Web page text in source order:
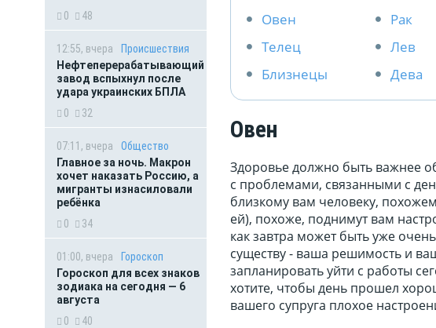
0
48
12:55, вчера
Происшествия
Нефтеперерабатывающий
завод вспыхнул после
удара украинских БПЛА
0
32
07:11, вчера
Общество
Главное за ночь. Макрон
хочет наказать Россию, а
мигранты изнасиловали
ребёнка
0
34
01:00, вчера
Гороскоп
Гороскоп для всех знаков
зодиака на сегодня — 6
августа
0
40
Овен
Телец
Близнецы
Рак
Лев
Дева
Овен
Здоровье должно быть важнее
с проблемами, связанными с
близкому вам человеку,
ей), похоже, поднимут вам
как завтра может быть уже
существу - ваша решимость и
запланировать уйти с работы
хотите, чтобы день прошел
вашего супруга плохое